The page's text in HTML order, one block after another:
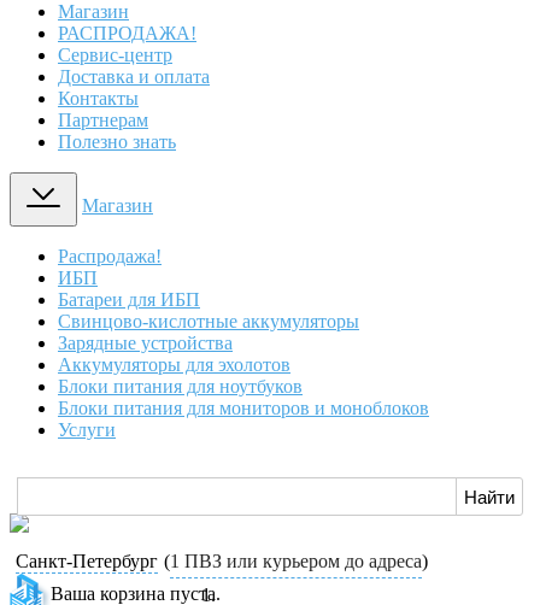
Магазин
РАСПРОДАЖА!
Сервис-центр
Доставка и оплата
Контакты
Партнерам
Полезно знать
Магазин
Распродажа!
ИБП
Батареи для ИБП
Свинцово-кислотные аккумуляторы
Зарядные устройства
Аккумуляторы для эхолотов
Блоки питания для ноутбуков
Блоки питания для мониторов и моноблоков
Услуги
Санкт-Петербург (1 ПВЗ или курьером до адреса)
Ваша корзина пуста.